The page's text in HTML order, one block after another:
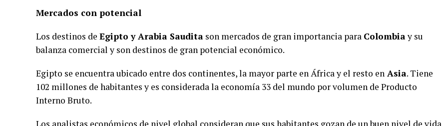
Mercados con potencial
Los destinos de Egipto y Arabia Saudita son mercados de gran importancia para Colombiay su
balanza comercial y son destinos de gran potencial económico.
Egipto se encuentra ubicado entre dos continentes, la mayor parte en África y el resto en Asia. Tiene
102 millones de habitantes y es considerada la economía 33 del mundo por volumen de Producto
Interno Bruto.